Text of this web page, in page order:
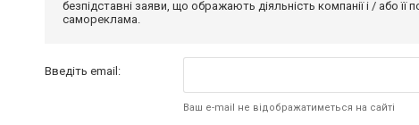
безпідставні заяви, що ображають діяльність компанії і / або
самореклама.
Введіть email:
Ваш e-mail не відображатиметься на сайті